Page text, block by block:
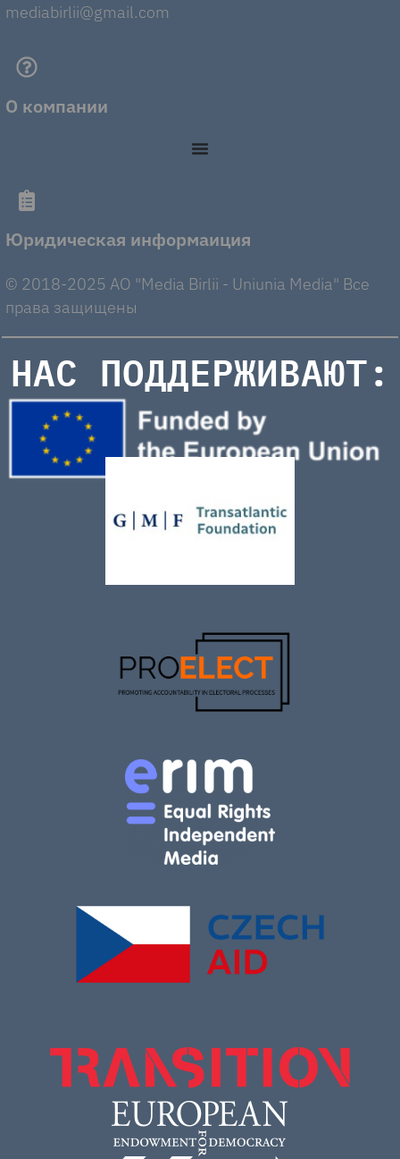
mediabirlii@gmail.com
О компании
Юридическая информаиция
© 2018-2025 AO "Media Birlii - Uniunia Media" Все
права защищены
НАС ПОДДЕРЖИВАЮТ: